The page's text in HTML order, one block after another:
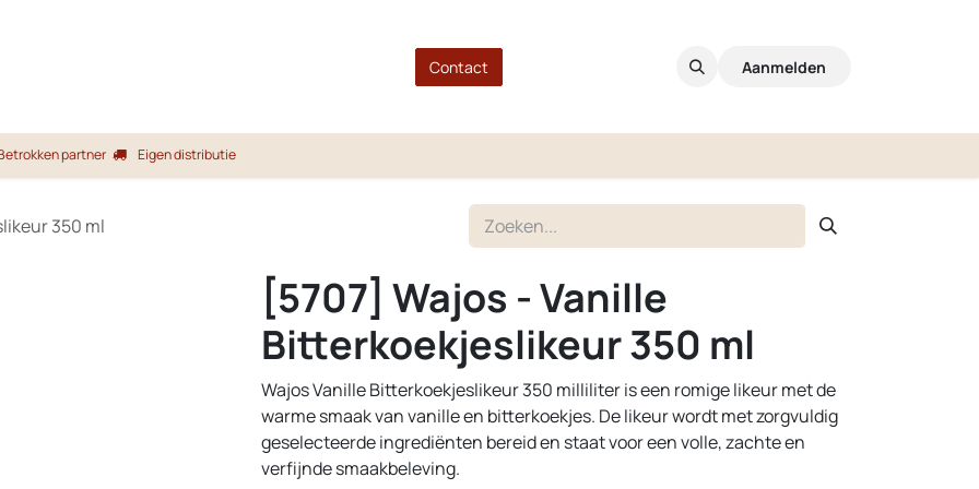
Contact Aanmelden
partner Eigen distributie
350 ml
[5707] Wajos - Vanille
Bitterkoekjeslikeur 350 ml
Wajos Vanille Bitterkoekjeslikeur 350 milliliter is een romige likeur met de
warme smaak van vanille en bitterkoekjes. De likeur wordt met zorgvuldig
geselecteerde ingrediënten bereid en staat voor een volle, zachte en
verfijnde smaakbeleving.